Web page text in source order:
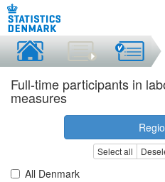
Full-time participants in
measures
Select all
All Denmark